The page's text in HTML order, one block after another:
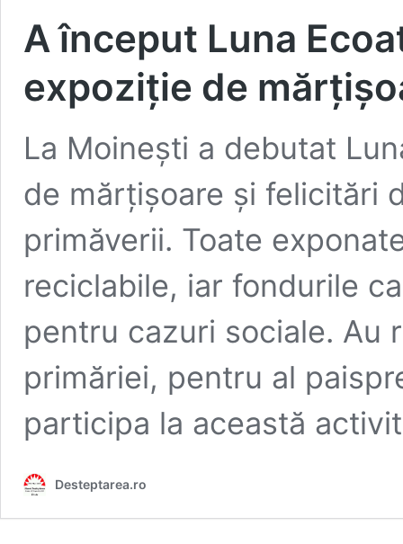
A început Luna
expoziție de
La Moinești a debutat
de mărțișoare și felicitări
primăverii. Toate
reciclabile, iar fondurile
pentru cazuri sociale. Au
primăriei, pentru al
participa la această
Desteptarea.ro